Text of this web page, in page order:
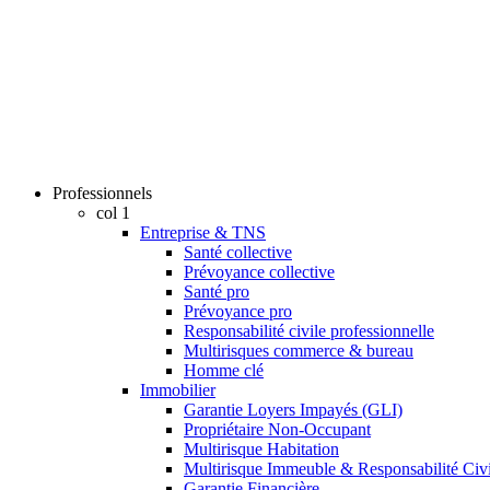
Professionnels
col 1
Entreprise & TNS
Santé collective
Prévoyance collective
Santé pro
Prévoyance pro
Responsabilité civile professionnelle
Multirisques commerce & bureau
Homme clé
Immobilier
Garantie Loyers Impayés (GLI)
Propriétaire Non-Occupant
Multirisque Habitation
Multirisque Immeuble & Responsabilité